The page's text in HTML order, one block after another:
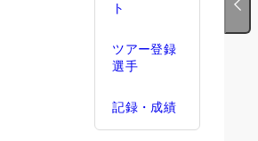
ト
ツアー登録
選手
記録・成績